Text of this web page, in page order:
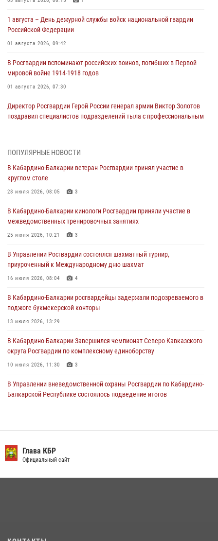
1 августа – День дежурной службы войск национальной гвардии
Российской Федерации
01 августа 2026, 09:42
В Росгвардии вспоминают российских воинов, погибших в Первой
мировой войне 1914-1918 годов
01 августа 2026, 07:30
Директор Росгвардии Герой России генерал армии Виктор Золотов
поздравил специалистов подразделений тыла с профессиональным
направлении
31 июля 2026, 09:22
генерала армии Виктора Золотова с заместителем полномочного
представителя Президента Российской Федерации в Северо-
Кавказском федеральном округе Виталием Кузнецовым
Управление Росгвардии по Кабардино-Балкарской Республике
информирует
В Кабардино-Балкарии нештатные инструктора подразделений
Росгвардии отработали профессиональные навыки
ПОПУЛЯРНЫЕ НОВОСТИ
В Кабардино-Балкарии ветеран Росгвардии принял участие в
круглом столе
28 июля 2026, 08:05 3
В Кабардино-Балкарии кинологи Росгвардии приняли участие в
межведомственных тренировочных занятиях
25 июля 2026, 10:21 3
В Управлении Росгвардии состоялся шахматный турнир,
приуроченный к Международному дню шахмат
16 июля 2026, 08:04 4
В Кабардино-Балкарии росгвардейцы задержали подозреваемого в
поджоге букмекерской конторы
13 июля 2026, 13:29
В Кабардино-Балкарии Завершился чемпионат Северо-Кавказского
округа Росгвардии по комплексному единоборству
10 июля 2026, 11:30 3
В Управлении вневедомственной охраны Росгвардии по Кабардино-
Балкарской Республике состоялось подведение итогов
округе Росгвардии
09 июля 2026, 08:36
Глава КБР
Официальный сайт